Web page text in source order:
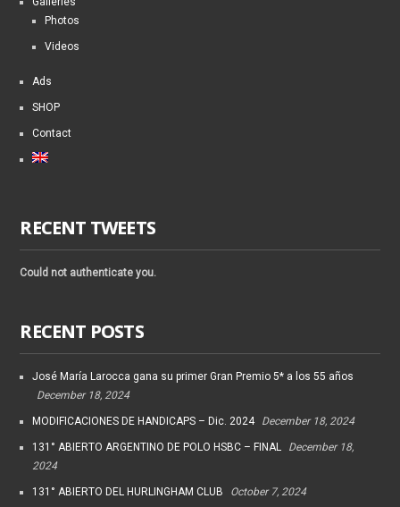
Photos
Videos
Ads
SHOP
Contact
RECENT TWEETS
Could not authenticate you.
RECENT POSTS
José María Larocca gana su primer Gran Premio 5* a los 55 años
December 18, 2024
MODIFICACIONES DE HANDICAPS – Dic. 2024 December 18, 2024
131° ABIERTO ARGENTINO DE POLO HSBC – FINAL
December 18,
2024
131° ABIERTO DEL HURLINGHAM CLUB October 7, 2024